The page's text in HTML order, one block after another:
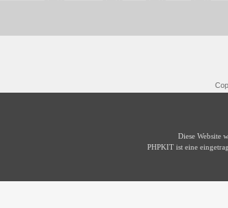
Diese Website
PHPKIT ist eine